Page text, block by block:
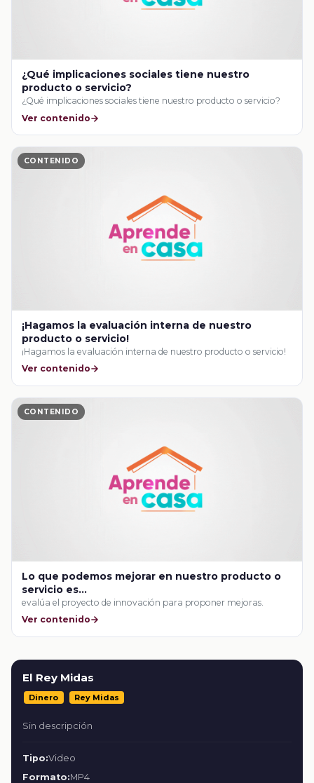
¿Qué implicaciones sociales tiene nuestro
producto o servicio?
¿Qué implicaciones sociales tiene nuestro producto o servicio?
Ver contenido
CONTENIDO
¡Hagamos la evaluación interna de nuestro
producto o servicio!
¡Hagamos la evaluación interna de nuestro producto o servicio!
Ver contenido
CONTENIDO
Lo que podemos mejorar en nuestro producto o
servicio es...
evalúa el proyecto de innovación para proponer mejoras.
Ver contenido
El Rey Midas
Dinero Rey Midas
Sin descripción
Tipo:Video
Formato:MP4